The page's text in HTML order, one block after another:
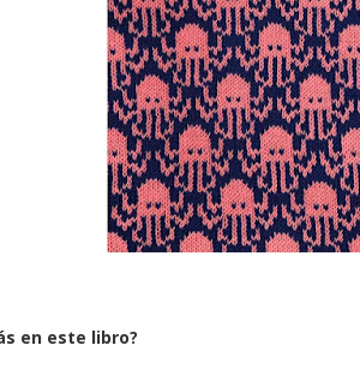
en este libro?